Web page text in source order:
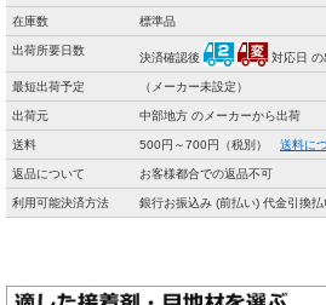
在庫数 標準品
出荷所要日数
決済確認後 対応日 の
最短出荷予定 （メーカー未設定）
出荷元 中部地方 のメーカーから出荷
送料 500円～700円（税別） 送料に
返品について お客様都合での返品不可
利用可能決済方法 銀行お振込み (前払い) 代金引換